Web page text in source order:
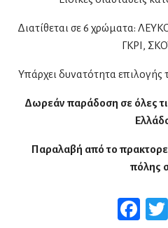
Διατίθεται σε 6 χρώματα:
ΓΚΡΙ,
Υπάρχει δυνατότητα
Δωρεάν παράδοση σε όλες
Παραλαβή από το
πόλης